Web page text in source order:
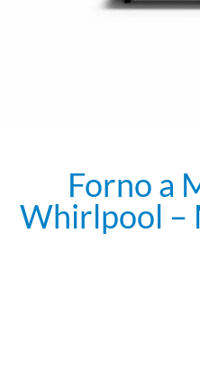
Forno a
Whirlpool –